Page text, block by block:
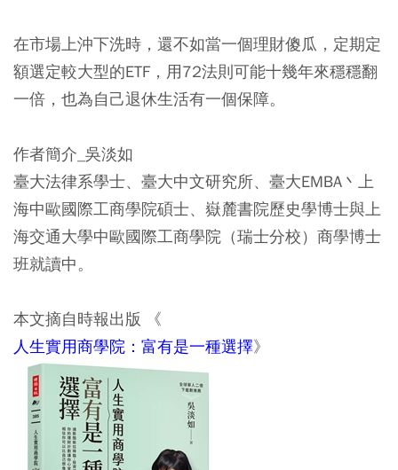
在市場上沖下洗時，還不如當一個理財傻瓜，定期定
額選定較大型的ETF，用72法則可能十幾年來穩穩翻
一倍，也為自己退休生活有一個保障。
作者簡介_吳淡如
臺大法律系學士、臺大中文研究所、臺大EMBA丶上
海中歐國際工商學院碩士、嶽麓書院歷史學博士與上
海交通大學中歐國際工商學院（瑞士分校）商學博士
班就讀中。
本文摘自時報出版 《
人生實用商學院：富有是一種選擇》